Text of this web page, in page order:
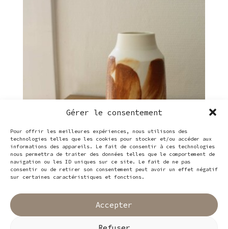
Gérer le consentement
Pour offrir les meilleures expériences, nous utilisons des
technologies telles que les cookies pour stocker et/ou accéder aux
informations des appareils. Le fait de consentir à ces technologies
nous permettra de traiter des données telles que le comportement de
navigation ou les ID uniques sur ce site. Le fait de ne pas
consentir ou de retirer son consentement peut avoir un effet négatif
sur certaines caractéristiques et fonctions.
Accepter